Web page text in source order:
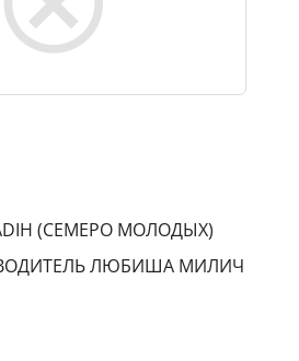
(СЕМЕРО МОЛОДЫХ)
ЛЮБИША МИЛИЧ